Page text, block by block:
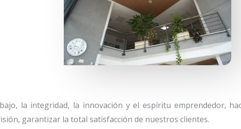
la integridad, la innovación y el espíritu emprendedor,
garantizar la total satisfacción de nuestros clientes.